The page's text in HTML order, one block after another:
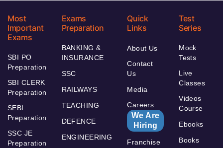
Most
Important
Exams
SBI PO
Preparation
SBI CLERK
Preparation
SEBI
Preparation
SSC JE
Preparation
Exams
Preparation
BANKING &
INSURANCE
SSC
RAILWAYS
TEACHING
DEFENCE
ENGINEERING
Quick
Links
About Us
Contact
Us
Media
Careers
We Are
Hiring
Franchise
Test
Series
Mock
Tests
Live
Classes
Videos
Course
Ebooks
Books